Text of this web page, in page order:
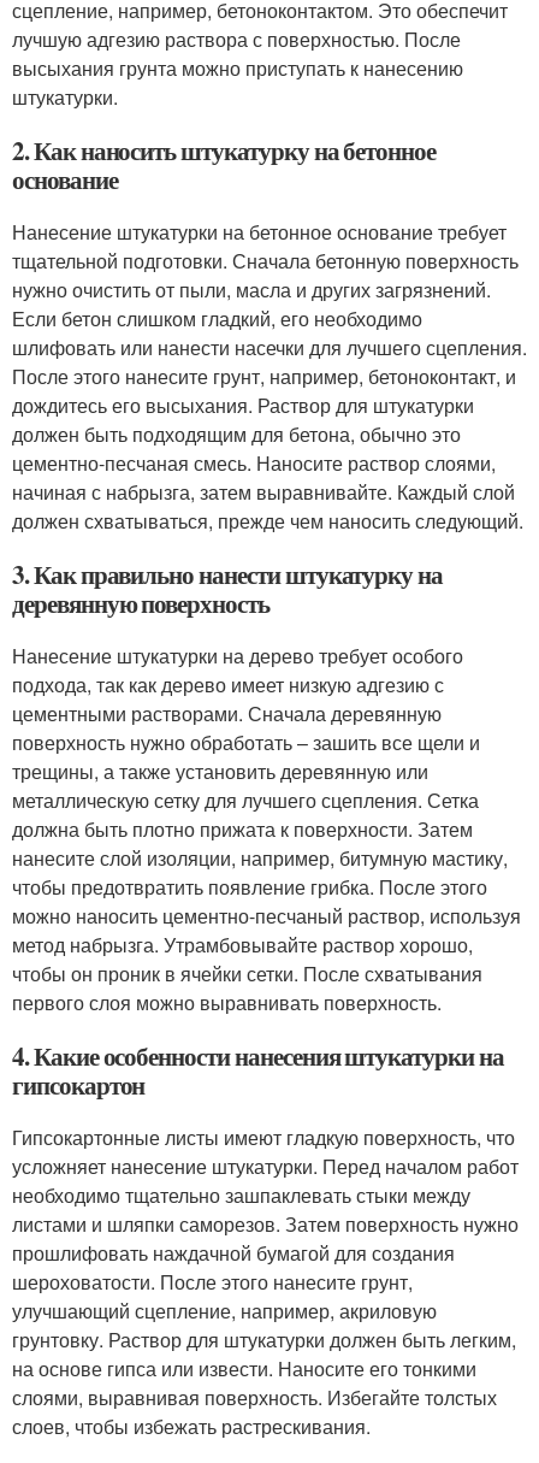
сцепление, например, бетоноконтактом. Это обеспечит
лучшую адгезию раствора с поверхностью. После
высыхания грунта можно приступать к нанесению
штукатурки.
2. Как наносить штукатурку на бетонное
основание
Нанесение штукатурки на бетонное основание требует
тщательной подготовки. Сначала бетонную поверхность
нужно очистить от пыли, масла и других загрязнений.
Если бетон слишком гладкий, его необходимо
шлифовать или нанести насечки для лучшего сцепления.
После этого нанесите грунт, например, бетоноконтакт, и
дождитесь его высыхания. Раствор для штукатурки
должен быть подходящим для бетона, обычно это
цементно-песчаная смесь. Наносите раствор слоями,
начиная с набрызга, затем выравнивайте. Каждый слой
должен схватываться, прежде чем наносить следующий.
3. Как правильно нанести штукатурку на
деревянную поверхность
Нанесение штукатурки на дерево требует особого
подхода, так как дерево имеет низкую адгезию с
цементными растворами. Сначала деревянную
поверхность нужно обработать – зашить все щели и
трещины, а также установить деревянную или
металлическую сетку для лучшего сцепления. Сетка
должна быть плотно прижата к поверхности. Затем
нанесите слой изоляции, например, битумную мастику,
чтобы предотвратить появление грибка. После этого
можно наносить цементно-песчаный раствор, используя
метод набрызга. Утрамбовывайте раствор хорошо,
чтобы он проник в ячейки сетки. После схватывания
первого слоя можно выравнивать поверхность.
4. Какие особенности нанесения штукатурки на
гипсокартон
Гипсокартонные листы имеют гладкую поверхность, что
усложняет нанесение штукатурки. Перед началом работ
необходимо тщательно зашпаклевать стыки между
листами и шляпки саморезов. Затем поверхность нужно
прошлифовать наждачной бумагой для создания
шероховатости. После этого нанесите грунт,
улучшающий сцепление, например, акриловую
грунтовку. Раствор для штукатурки должен быть легким,
на основе гипса или извести. Наносите его тонкими
слоями, выравнивая поверхность. Избегайте толстых
слоев, чтобы избежать растрескивания.